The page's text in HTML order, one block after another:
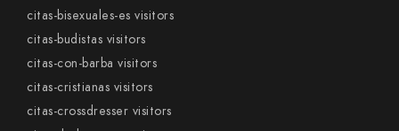
citas-bisexuales-es visitors
citas-budistas visitors
citas-con-barba visitors
citas-cristianas visitors
citas-crossdresser visitors